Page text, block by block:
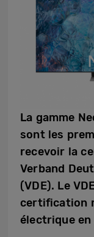
La gamme
sont les
recevoir la
Verband
(VDE). Le
certification
électrique en